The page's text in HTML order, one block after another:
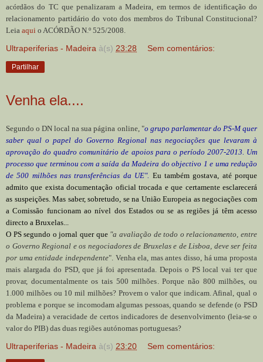
acórdãos do TC que penalizaram a Madeira, em termos de identificação do
relacionamento partidário do voto dos membros do Tribunal Constitucional?
Leia aqui o ACÓRDÃO N.º 525/2008.
Ultraperiferias - Madeira à(s) 23:28 Sem comentários:
Partilhar
Venha ela....
Segundo o DN local na sua página online, "o grupo parlamentar do PS-M quer
saber qual o papel do Governo Regional nas negociações que levaram à
aprovação do quadro comunitário de apoios para o período 2007-2013. Um
processo que terminou com a saída da Madeira do objectivo 1 e uma redução
de 500 milhões nas transferências da UE". Eu também gostava, até porque
admito que existadocumentação oficial trocada e que certamente esclarecerá
as suspeições. Mas saber, sobretudo, se na União Europeia as negociações com
a Comissão funcionam ao nível dos Estados ou se as regiões já têm acesso
directo a Bruxelas...
O PS segundo o jornal quer que"a avaliação de todo o relacionamento, entre
o Governo Regional e os negociadores de Bruxelas e de Lisboa, deve ser feita
por uma entidade independente". Venha ela, mas antes disso, há uma proposta
mais alargada do PSD, que já foi apresentada. Depois o PS local vai ter que
provar, documentalmente os tais 500 milhões. Porque não 800 milhões, ou
1.000 milhões ou 10 mil milhões? Provem o valor que indicam. Afinal, qual o
problema e porque se incomodam algumas pessoas, quando se defende (o PSD
da Madeira) a veracidade de certos indicadores de desenvolvimento (leia-se o
valor do PIB) das duas regiões autónomas portuguesas?
Ultraperiferias - Madeira à(s) 23:20 Sem comentários: